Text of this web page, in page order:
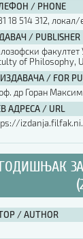
/ PHONE
18 514 312, локал/
/ PUBLISHER
of Philosophy,
/ FOR
др Горан
АДРЕСА / URL
ГОДИШЊАК ЗА
/ AUTHOR